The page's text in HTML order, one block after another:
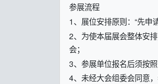
参展流程
1、展位安排原则：“先申
2、为使本届展会整体安
会；
3、参展单位报名后须按
4、未经大会组委会同意